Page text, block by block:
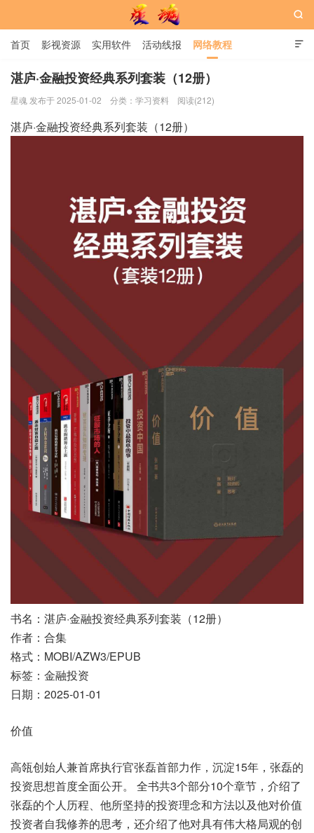

首页 影视资源 实用软件 活动线报 网络教程
用户中心 书籍 娱乐

湛庐·金融投资经典系列套装（12册）
星魂 发布于 2025-01-02 分类： 学习资料 阅读(212)
湛庐·金融投资经典系列套装（12册）
书名：湛庐·金融投资经典系列套装（12册）
作者：合集
格式：MOBI/AZW3/EPUB
标签：金融投资
日期：2025-01-01
价值
高瓴创始人兼首席执行官张磊首部力作，沉淀15年，张磊的
投资思想首度全面公开。 全书共3个部分10个章节，介绍了
张磊的个人历程、他所坚持的投资理念和方法以及他对价值
投资者自我修养的思考，还介绍了他对具有伟大格局观的创